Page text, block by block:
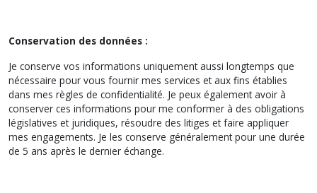
Conservation des données :
Je conserve vos informations uniquement aussi longtemps que
nécessaire pour vous fournir mes services et aux fins établies
dans mes règles de confidentialité. Je peux également avoir à
conserver ces informations pour me conformer à des obligations
législatives et juridiques, résoudre des litiges et faire appliquer
mes engagements. Je les conserve généralement pour une durée
de 5 ans après le dernier échange.